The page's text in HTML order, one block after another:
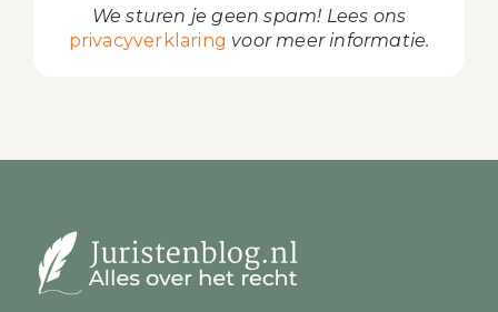
We sturen je geen spam! Lees ons
privacyverklaring voor meer informatie.